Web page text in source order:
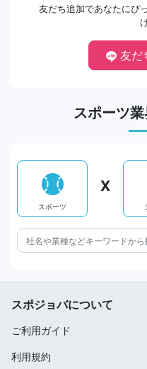
友だち追加であなたにぴ
友だ
スポーツ
スポーツ
X
スポジョバについて
ご利用ガイド
利用規約